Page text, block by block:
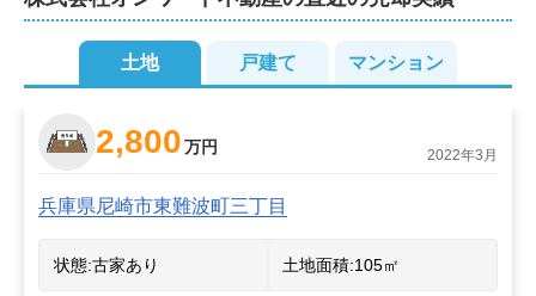
土地 戸建て マンション
2,800万円 2022年3月
兵庫県尼崎市東難波町三丁目
状態:古家あり 土地面積:105㎡